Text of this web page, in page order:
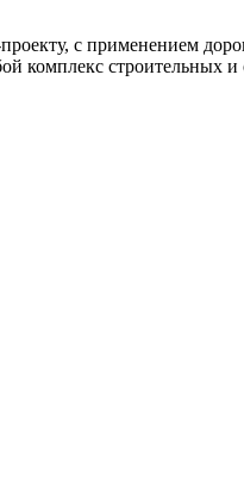
с применением
комплекс строительных